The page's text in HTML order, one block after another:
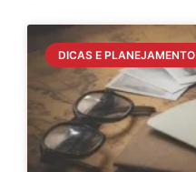
DICAS E PLANEJAMENTO